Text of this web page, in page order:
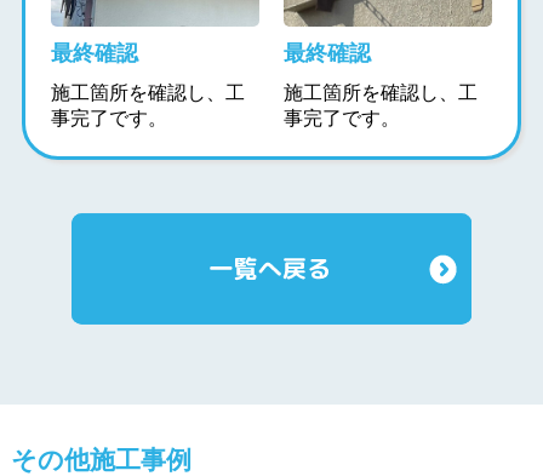
最終確認
施工箇所を確認し、工
事完了です。
最終確認
施工箇所を確認し、工
事完了です。
その他施工事例